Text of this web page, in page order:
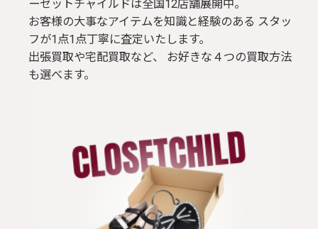
ーゼットチャイルドは全国12店舗展開中。
お客様の大事なアイテムを知識と経験のある スタッ
フが1点1点丁寧に査定いたします。
出張買取や宅配買取など、 お好きな４つの買取方法
も選べます。